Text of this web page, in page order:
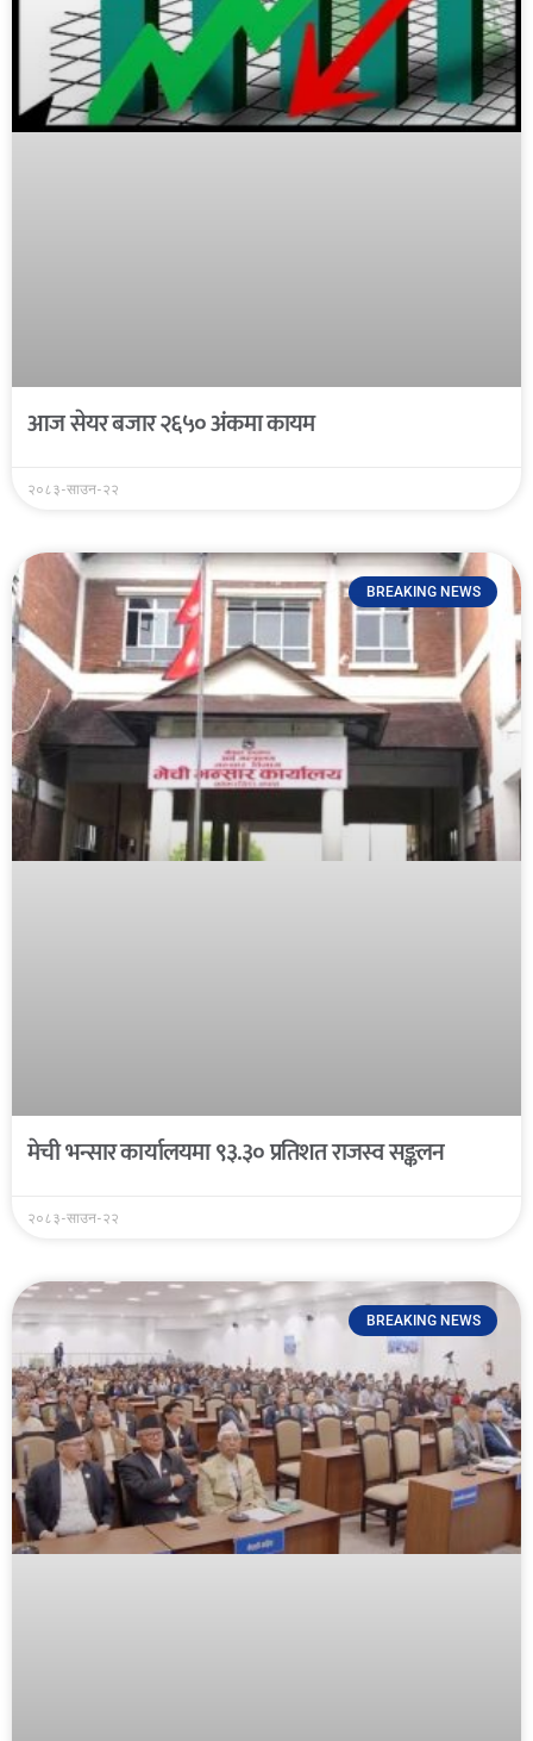
आज सेयर बजार २६५० अंकमा कायम
२०८३-साउन-२२
BREAKING NEWS
मेची भन्सार कार्यालयमा ९३.३० प्रतिशत राजस्व सङ्कलन
२०८३-साउन-२२
BREAKING NEWS